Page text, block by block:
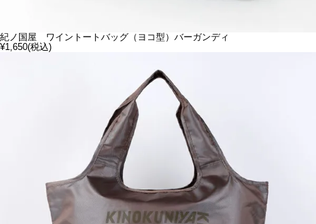
紀ノ国屋 ワイントートバッグ（ヨコ型）バーガンディ
¥1,650(税込)